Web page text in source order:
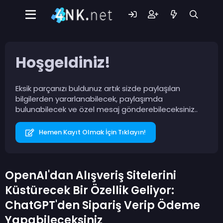
Hoşgeldiniz!
Eksik parçanızı buldunuz artık sizde paylaşılan
bilgilerden yararlanabilecek, paylaşımda
bulunabilecek ve özel mesaj gönderebileceksiniz..
Hemen Kayıt Olmak İçin Tıklayın!
OpenAI'dan Alışveriş Sitelerini
Küstürecek Bir Özellik Geliyor:
ChatGPT'den Sipariş Verip Ödeme